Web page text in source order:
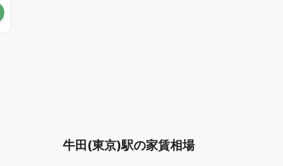
牛田(東京)駅の家賃相場